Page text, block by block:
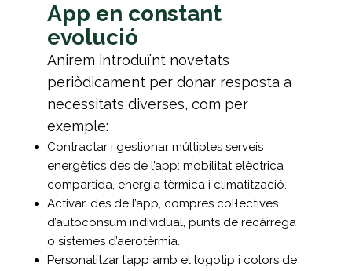
App en constant
evolució
Anirem introduïnt novetats
periòdicament per donar resposta a
necessitats diverses, com per
exemple:
Contractar i gestionar múltiples serveis
energètics des de l’app: mobilitat elèctrica
compartida, energia tèrmica i climatització.
Activar, des de l’app, compres col·lectives
d’autoconsum individual, punts de recàrrega
o sistemes d’aerotèrmia.
Personalitzar l’app amb el logotip i colors de